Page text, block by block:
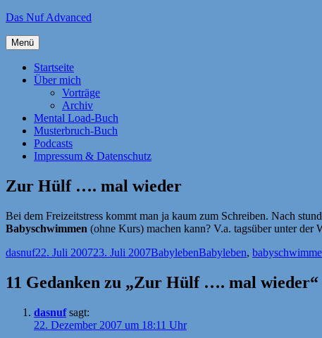
Zum
springen
Das Nuf Advanced
Menü
Startseite
Über mich
Vorträge
Archiv
Mental Load-Buch
Musterbruch-Buch
Podcasts
Impressum & Datenschutz
Zur Hülf …. mal wieder
Bei dem Freizeitstress kommt man ja kaum zum Schreiben. Nach
Babyschwimmen (ohne Kurs) machen kann? V.a. tagsüber unter der
Autor
dasnufVeröffentlicht
22. Juli 200723. Juli 2007Kategorien
BabylebenSchlagwörter
Babyleben,
11 Gedanken zu „Zur Hülf …. mal wieder“
dasnuf sagt:
22. Dezember 2007 um 18:11 Uhr